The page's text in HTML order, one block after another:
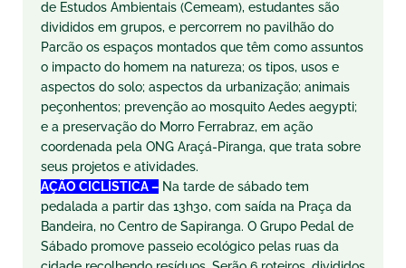
de Estudos Ambientais (Cemeam), estudantes são
divididos em grupos, e percorrem no pavilhão do
Parcão os espaços montados que têm como assuntos
o impacto do homem na natureza; os tipos, usos e
aspectos do solo; aspectos da urbanização; animais
peçonhentos; prevenção ao mosquito Aedes aegypti;
e a preservação do Morro Ferrabraz, em ação
coordenada pela ONG Araçá-Piranga, que trata sobre
seus projetos e atividades.
AÇÃO CICLÍSTICA – Na tarde de sábado tem
pedalada a partir das 13h30, com saída na Praça da
Bandeira, no Centro de Sapiranga. O Grupo Pedal de
Sábado promove passeio ecológico pelas ruas da